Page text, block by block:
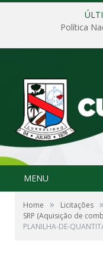
Política
MENU
Home » Licitações »
SRP (Aquisição de
PLANILHA-DE-